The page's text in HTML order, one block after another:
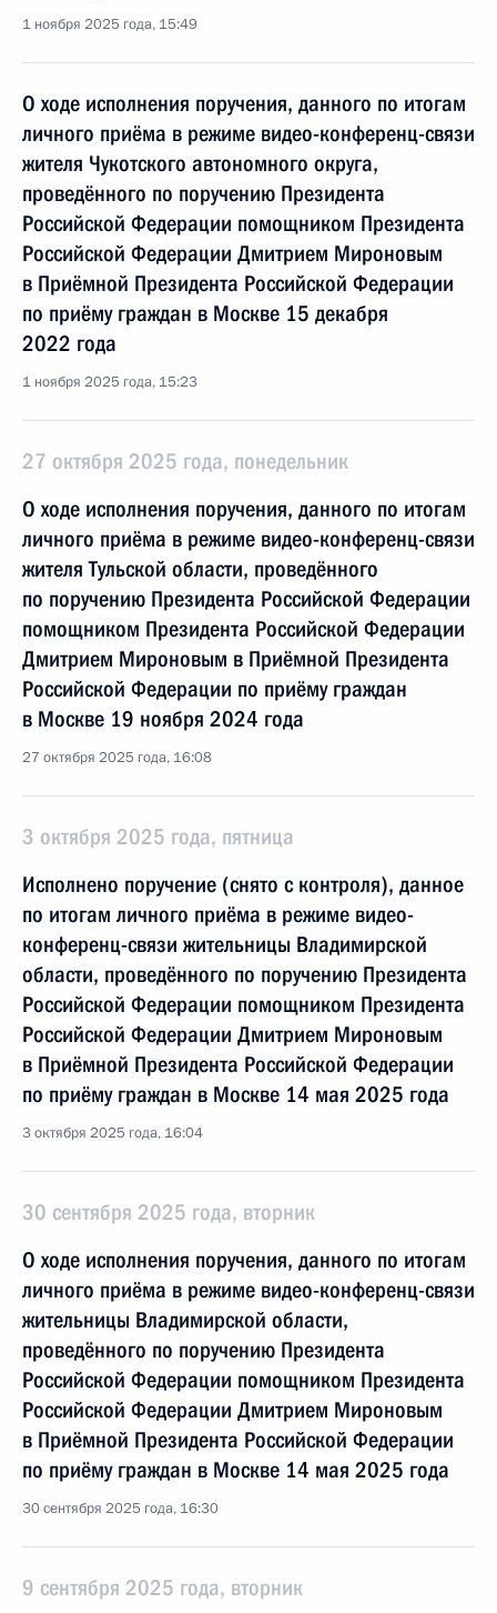
1 ноября 2025 года, 15:49
О ходе исполнения поручения, данного по итогам
личного приёма в режиме видео-конференц-связи
жителя Чукотского автономного округа,
проведённого по поручению Президента
Российской Федерации помощником Президента
Российской Федерации Дмитрием Мироновым
в Приёмной Президента Российской Федерации
по приёму граждан в Москве 15 декабря
2022 года
1 ноября 2025 года, 15:23
27 октября 2025 года, понедельник
О ходе исполнения поручения, данного по итогам
личного приёма в режиме видео-конференц-связи
жителя Тульской области, проведённого
по поручению Президента Российской Федерации
помощником Президента Российской Федерации
Дмитрием Мироновым в Приёмной Президента
Российской Федерации по приёму граждан
в Москве 19 ноября 2024 года
27 октября 2025 года, 16:08
3 октября 2025 года, пятница
Исполнено поручение (снято с контроля), данное
по итогам личного приёма в режиме видео-
конференц-связи жительницы Владимирской
области, проведённого по поручению Президента
Российской Федерации помощником Президента
Российской Федерации Дмитрием Мироновым
в Приёмной Президента Российской Федерации
по приёму граждан в Москве 14 мая 2025 года
3 октября 2025 года, 16:04
30 сентября 2025 года, вторник
О ходе исполнения поручения, данного по итогам
личного приёма в режиме видео-конференц-связи
жительницы Владимирской области,
проведённого по поручению Президента
Российской Федерации помощником Президента
Российской Федерации Дмитрием Мироновым
в Приёмной Президента Российской Федерации
по приёму граждан в Москве 14 мая 2025 года
30 сентября 2025 года, 16:30
9 сентября 2025 года, вторник